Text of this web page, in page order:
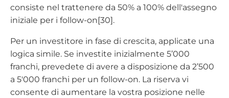
consiste nel trattenere da 50% a 100% dell'assegno
iniziale per i follow-on[30].
Per un investitore in fase di crescita, applicate una
logica simile. Se investite inizialmente 5’000
franchi, prevedete di avere a disposizione da 2’500
a 5'000 franchi per un follow-on. La riserva vi
consente di aumentare la vostra posizione nelle